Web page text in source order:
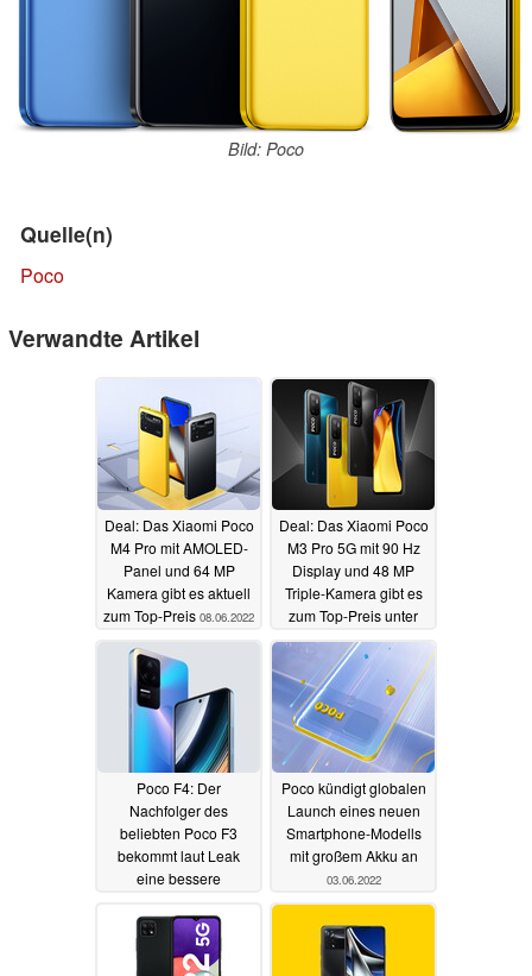
Bild: Poco
Quelle(n)
Poco
Verwandte Artikel
Deal: Das Xiaomi Poco
M4 Pro mit AMOLED-
Panel und 64 MP
Kamera gibt es aktuell
zum Top-Preis 08.06.2022
Deal: Das Xiaomi Poco
M3 Pro 5G mit 90 Hz
Display und 48 MP
Triple-Kamera gibt es
zum Top-Preis unter
150 Euro04.06.2022
Poco F4: Der
Nachfolger des
beliebten Poco F3
bekommt laut Leak
eine bessere
Pendant in China
03.06.2022
Poco kündigt globalen
Launch eines neuen
Smartphone-Modells
mit großem Akku an
03.06.2022